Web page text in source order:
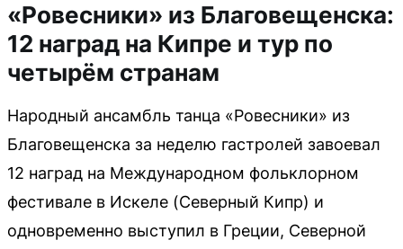
«Ровесники» из Благовещенска:
12 наград на Кипре и тур по
четырём странам
Народный ансамбль танца «Ровесники» из
Благовещенска за неделю гастролей завоевал
12 наград на Международном фольклорном
фестивале в Искеле (Северный Кипр) и
одновременно выступил в Греции, Северной